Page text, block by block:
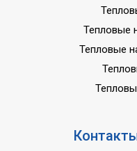
Тепловые
Тепловые